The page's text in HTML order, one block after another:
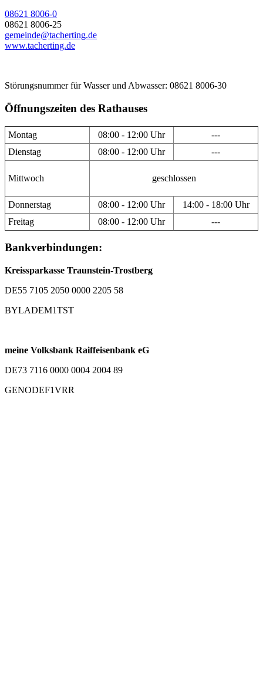
08621 8006-0
08621 8006-25
gemeinde@tacherting.de
www.tacherting.de
Störungsnummer für Wasser und Abwasser: 08621 8006-30
Öffnungszeiten des Rathauses
Montag 08:00 - 12:00 Uhr
---
Dienstag
08:00 - 12:00 Uhr ---
Mittwoch geschlossen
Donnerstag 08:00 - 12:00 Uhr
14:00 - 18:00 Uhr
Freitag
08:00 - 12:00 Uhr ---
Bankverbindungen:
Kreissparkasse Traunstein-Trostberg
DE55 7105 2050 0000 2205 58
BYLADEM1TST
meine Volksbank Raiffeisenbank eG
DE73 7116 0000 0004 2004 89
GENODEF1VRR